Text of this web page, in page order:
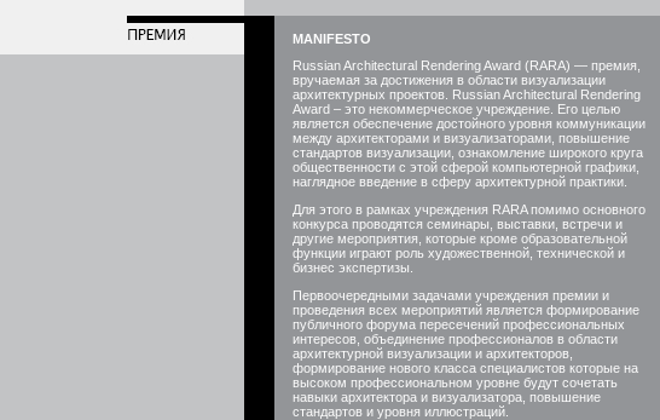
MANIFESTO
Russian Architectural Rendering Award (RARA) — премия,
вручаемая за достижения в области визуализации
архитектурных проектов. Russian Architectural Rendering
Award – это некоммерческое учреждение. Его целью
является обеспечение достойного уровня коммуникации
между архитекторами и визуализаторами, повышение
стандартов визуализации, ознакомление широкого круга
общественности с этой сферой компьютерной графики,
наглядное введение в сферу архитектурной практики.
Для этого в рамках учреждения RARA помимо основного
конкурса проводятся семинары, выставки, встречи и
другие мероприятия, которые кроме образовательной
функции играют роль художественной, технической и
бизнес экспертизы.
Первоочередными задачами учреждения премии и
проведения всех мероприятий является формирование
публичного форума пересечений профессиональных
интересов, объединение профессионалов в области
архитектурной визуализации и архитекторов,
формирование нового класса специалистов которые на
высоком профессиональном уровне будут сочетать
навыки архитектора и визуализатора, повышение
стандартов и уровня иллюстраций.